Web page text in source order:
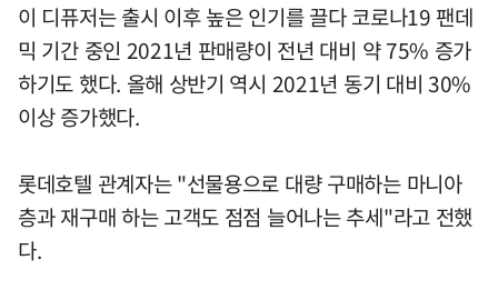
이 디퓨저는 출시 이후 높은 인기를 끌다 코로나19 팬데
믹 기간 중인 2021년 판매량이 전년 대비 약 75% 증가
하기도 했다. 올해 상반기 역시 2021년 동기 대비 30%
이상 증가했다.
롯데호텔 관계자는 "선물용으로 대량 구매하는 마니아
층과 재구매 하는 고객도 점점 늘어나는 추세"라고 전했
다.